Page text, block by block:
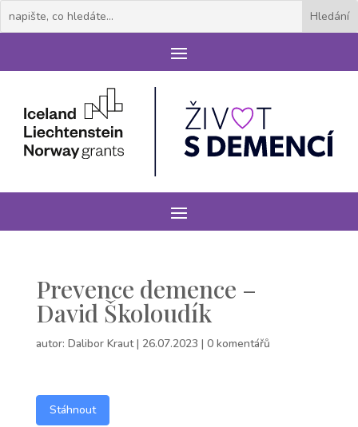
Prevence demence –
David Školoudík
autor: Dalibor Kraut| 26.07.2023 | 0 komentářů
Stáhnout